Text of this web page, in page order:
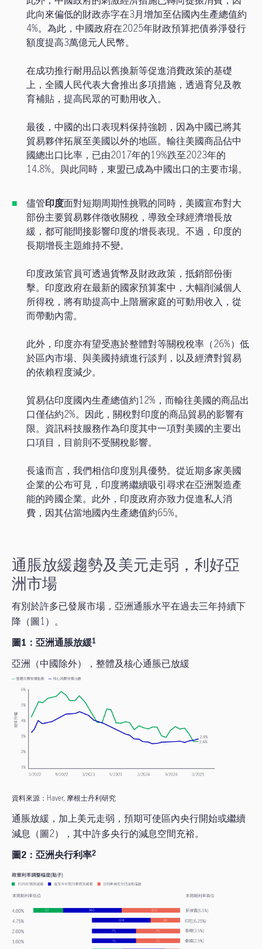
此向來偏低的財政赤字在3月增加至佔國內生產總值約
4%。為此，中國政府在2025年財政預算把債券淨發行
額度提高3萬億元人民幣。
在成功推行耐用品以舊換新等促進消費政策的基礎
上，全國人民代表大會推出多項措施，透過育兒及教
育補貼，提高民眾的可動用收入。
最後，中國的出口表現料保持強韌，因為中國已將其
貿易夥伴拓展至美國以外的地區。輸往美國商品佔中
國總出口比率，已由2017年的19%跌至2023年的
14.8%。與此同時，東盟已成為中國出口的主要市場。
儘管印度面對短期周期性挑戰的同時，美國宣布對大
部份主要貿易夥伴徵收關稅，導致全球經濟增長放
緩，都可能間接影響印度的增長表現。不過，印度的
長期增長主題維持不變。
印度政策官員可透過貨幣及財政政策，抵銷部份衝
擊。印度政府在最新的國家預算案中，大幅削減個人
所得稅，將有助提高中上階層家庭的可動用收入，從
而帶動內需。
此外，印度亦有望受惠於整體對等關稅稅率（26%）低
於區內市場、與美國持續進行談判，以及經濟對貿易
的依賴程度減少。
貿易佔印度國內生產總值約12%，而輸往美國的商品出
口僅佔約2%。因此，關稅對印度的商品貿易的影響有
限。資訊科技服務作為印度其中一項對美國的主要出
口項目，目前則不受關稅影響。
長遠而言，我們相信印度別具優勢。從近期多家美國
企業的公布可見，印度將繼續吸引尋求在亞洲製造產
能的跨國企業。此外，印度政府亦致力促進私人消
費，因其佔當地國內生產總值約65%。
通脹放緩趨勢及美元走弱，利好亞
洲市場
有別於許多已發展市場，亞洲通脹水平在過去三年持續下
降（圖1）。
圖1：亞洲通脹放緩1
亞洲（中國除外），整體及核心通脹已放緩
資料來源：Haver, 摩根士丹利研究
通脹放緩，加上美元走弱，預期可使區內央行開始或繼續
減息（圖2），其中許多央行的減息空間充裕。
圖2：亞洲央行利率2